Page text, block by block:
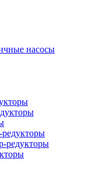
насосы
редукторы